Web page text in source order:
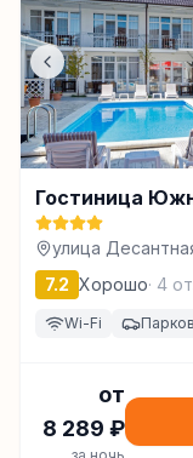
Гостиница
улица
7.2 Хорошо· 4
Wi-Fi
от
8 289 ₽